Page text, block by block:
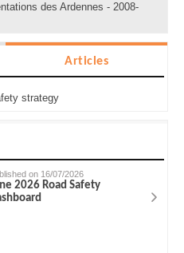
des Ardennes - 2008-
Articles
strategy
on 16/07/2026
2026 Road Safety